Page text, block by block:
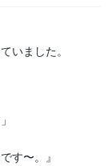
いました。
す〜。』